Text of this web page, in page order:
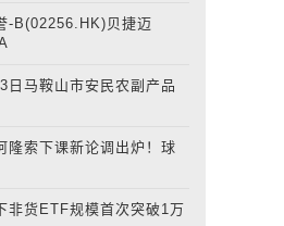
-B(02256.HK)贝捷迈
日马鞍山市安民农副产品
隆索下课新论调出炉！球
非货ETF规模首次突破1万